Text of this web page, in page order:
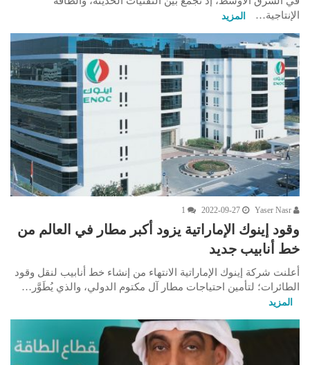
الإنتاجية…
المزيد
2022-09-27
1
وقود إينوك الإماراتية يزود أكبر مطار في العالم من
خط أنابيب جديد
أعلنت شركة إينوك الإماراتية الانتهاء من إنشاء خط أنابيب لنقل وقود
الطائرات؛ لتأمين احتياجات مطار آل مكتوم الدولي، والذي يُطَوَّر…
المزيد